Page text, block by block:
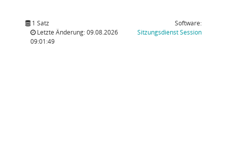
1 Satz
Letzte Änderung: 09.08.2026
09:01:49
Software:
SitzungsdienstSession(Wird in